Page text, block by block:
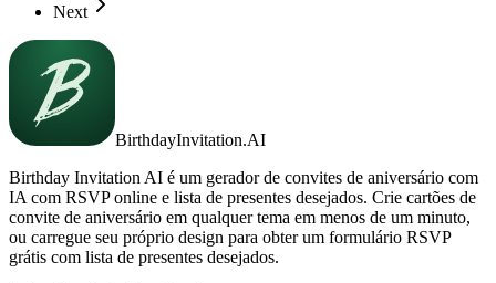
Next
BirthdayInvitation.AI
Birthday Invitation AI é um gerador de convites de aniversário com
IA com RSVP online e lista de presentes desejados. Crie cartões de
convite de aniversário em qualquer tema em menos de um minuto,
ou carregue seu próprio design para obter um formulário RSVP
grátis com lista de presentes desejados.